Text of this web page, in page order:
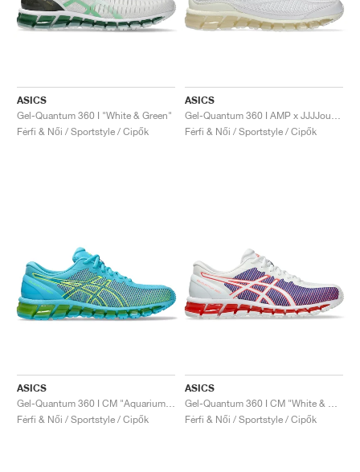
ASICS
Gel-Quantum 360 I "White & Green"
Férfi & Női / Sportstyle / Cipők
ASICS
Férfi & Női / Sportstyle / Cipők
ASICS
Férfi & Női / Sportstyle / Cipők
ASICS
Férfi & Női / Sportstyle / Cipők